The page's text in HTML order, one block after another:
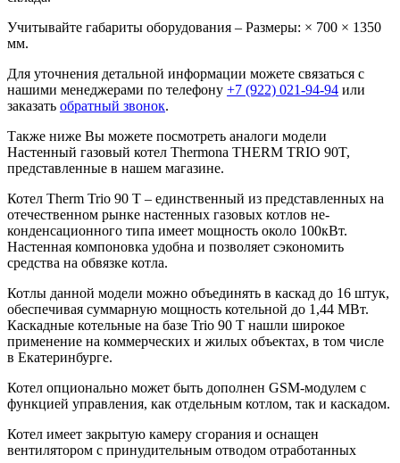
Учитывайте габариты оборудования – Размеры: × 700 × 1350
мм.
Для уточнения детальной информации можете связаться с
нашими менеджерами по телефону +7 (922) 021-94-94 или
заказать обратный звонок.
Также ниже Вы можете посмотреть аналоги модели
Настенный газовый котел Thermona THERM TRIO 90T,
представленные в нашем магазине.
Котел Therm Trio 90 T – единственный из представленных на
отечественном рынке настенных газовых котлов не-
конденсационного типа имеет мощность около 100кВт.
Настенная компоновка удобна и позволяет сэкономить
средства на обвязке котла.
Котлы данной модели можно объединять в каскад до 16 штук,
обеспечивая суммарную мощность котельной до 1,44 МВт.
Каскадные котельные на базе Trio 90 T нашли широкое
применение на коммерческих и жилых объектах, в том числе
в Екатеринбурге.
Котел опционально может быть дополнен GSM-модулем с
функцией управления, как отдельным котлом, так и каскадом.
Котел имеет закрытую камеру сгорания и оснащен
вентилятором с принудительным отводом отработанных